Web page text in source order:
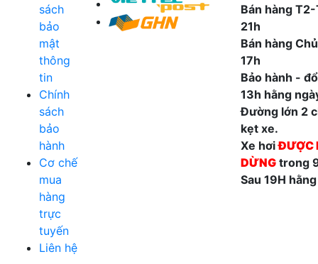
sách
bảo
mật
thông
tin
Chính
sách
bảo
hành
Cơ chế
mua
hàng
trực
tuyến
Liên hệ
Bán hàng
21h
Bán hàng
17h
Bảo hành -
13h hằng
Đường lớn 2
kẹt xe.
Xe hơiĐƯỢC
DỪNG trong
Sau 19H